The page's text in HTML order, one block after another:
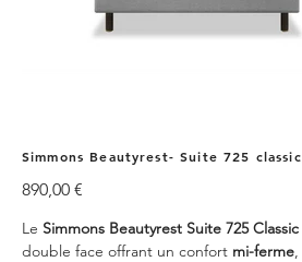
Simmons Beautyrest- Suite 725 classic
Prix
890,00 €
Le Simmons Beautyrest Suite 725 Classic
double face offrant un confort mi-ferme